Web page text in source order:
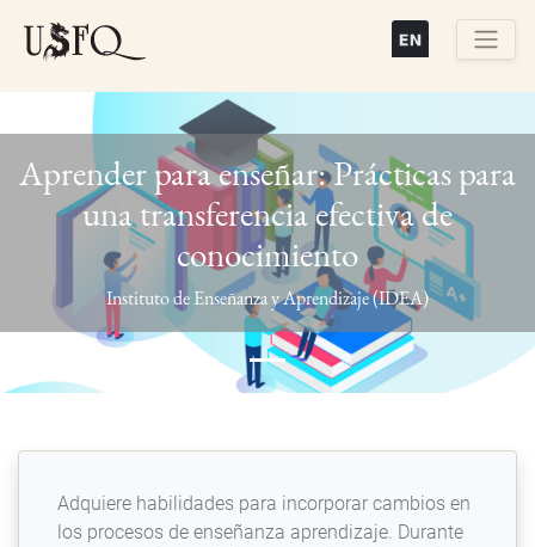
Previous
Aprender para enseñar: Prácticas para
una transferencia efectiva de
conocimiento
Instituto de Enseñanza y Aprendizaje (IDEA)
Adquiere habilidades para incorporar cambios en
los procesos de enseñanza aprendizaje. Durante